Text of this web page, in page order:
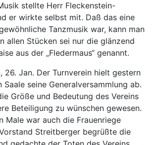
stellte Herr Fleckenstein-
er wirkte selbst mit. Daß das eine
Tanzmusik war, kann man
allen Stücken sei nur die glänzend
aus der „Fledermaus“ genannt.
26. Jan. Der Turnverein hielt gestern
Saale seine Generalversammlung ab.
Größe und Bedeutung des Vereins
Beteiligung zu wünschen gewesen.
Male war auch die Frauenriege
Streitberger begrüßte die